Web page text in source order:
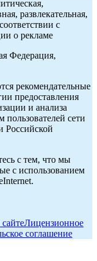
развлекательная,
с
о рекламе
Федерация,
рекомендательные
предоставления
и анализа
сети
Российской
с тем, что мы
с использованием
Лицензионное
соглашение